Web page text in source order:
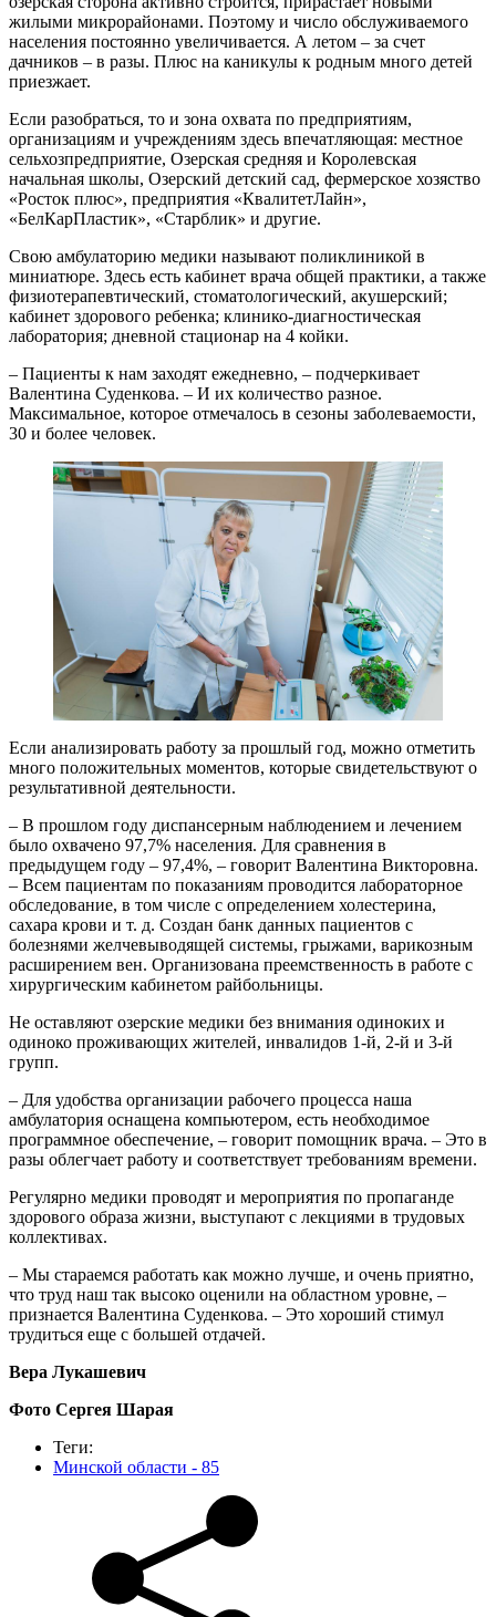
жилыми микрорайонами. Поэтому и число обслуживаемого
населения постоянно увеличивается. А летом – за счет
дачников – в разы. Плюс на каникулы к родным много детей
приезжает.
Если разобраться, то и зона охвата по предприятиям,
организациям и учреждениям здесь впечатляющая: местное
сельхозпредприятие, Озерская средняя и Королевская
начальная школы, Озерский детский сад, фермерское хозяство
«Росток плюс», предприятия «КвалитетЛайн»,
«БелКарПластик», «Старблик» и другие.
Свою амбулаторию медики называют поликлиникой в
миниатюре. Здесь есть кабинет врача общей практики, а также
физиотерапевтический, стоматологический, акушерский;
кабинет здорового ребенка; клинико-диагностическая
лаборатория; дневной стационар на 4 койки.
– Пациенты к нам заходят ежедневно, – подчеркивает
Валентина Суденкова. – И их количество разное.
Максимальное, которое отмечалось в сезоны заболеваемости,
30 и более человек.
Если анализировать работу за прошлый год, можно отметить
много положительных моментов, которые свидетельствуют о
результативной деятельности.
– В прошлом году диспансерным наблюдением и лечением
было охвачено 97,7% населения. Для сравнения в
предыдущем году – 97,4%, – говорит Валентина Викторовна.
– Всем пациентам по показаниям проводится лабораторное
обследование, в том числе с определением холестерина,
сахара крови и т. д. Создан банк данных пациентов с
болезнями желчевыводящей системы, грыжами, варикозным
расширением вен. Организована преемственность в работе с
хирургическим кабинетом райбольницы.
Не оставляют озерские медики без внимания одиноких и
одиноко проживающих жителей, инвалидов 1-й, 2-й и 3-й
групп.
– Для удобства организации рабочего процесса наша
амбулатория оснащена компьютером, есть необходимое
программное обеспечение, – говорит помощник врача. – Это в
разы облегчает работу и соответствует требованиям времени.
Регулярно медики проводят и мероприятия по пропаганде
здорового образа жизни, выступают с лекциями в трудовых
коллективах.
– Мы стараемся работать как можно лучше, и очень приятно,
что труд наш так высоко оценили на областном уровне, –
признается Валентина Суденкова. – Это хороший стимул
трудиться еще с большей отдачей.
Вера Лукашевич
Фото Сергея Шарая
Теги:
Минской области - 85